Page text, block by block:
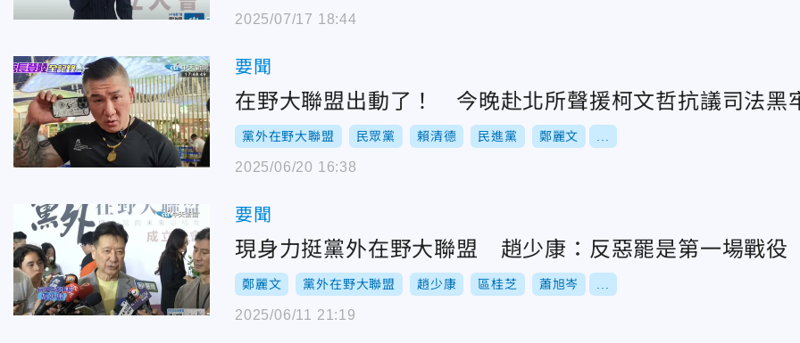
2025/07/17 18:44
要聞
在野大聯盟出動了！ 今晚赴北所聲援柯文哲抗議司法黑
黨外在野大聯盟 民眾黨 賴清德 民進黨 鄭麗文
2025/06/20 16:38
要聞
現身力挺黨外在野大聯盟 趙少康：反惡罷是第一場戰役
鄭麗文 黨外在野大聯盟 趙少康 區桂芝 蕭旭岑
2025/06/11 21:19